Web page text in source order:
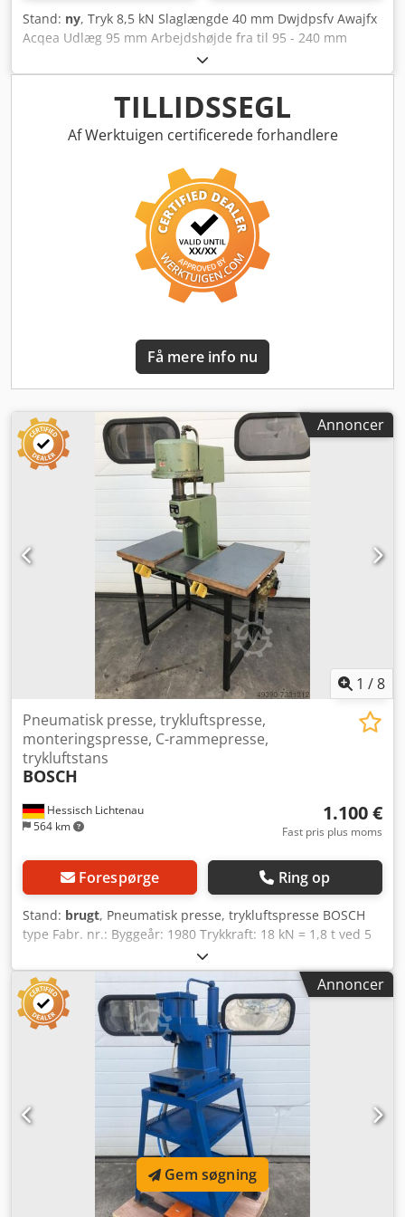
Stand: ny, Tryk 8,5 kN Slaglængde 40 mm Dwjdpsfv Awajfx
Acqea Udlæg 95 mm Arbejds­højde fra til 95 - 240 mm
Bordstørrelse 160 x 110 mm Spindeldiameter 25 mm
Maskinens vægt ca. 27 kg Dimensioner L x B x H 160 x 230
mm Direktevirkende pneumatiske presser leverer fuld
trykkraft over hele slaglængden. De anvendes især, når
emner med lang slaglængde skal bearbejdes med konstant
sikrer højeste målnøjagtighed • Hærdet og slebet
stempelstang for praktisk talt ubegrænset levetid •
Dobbeltvirkende cylindre med dæmpning for endeposition
i begge retninger • Dobbelt føringsringe i stemplet for
konstant og rolig drift • Oliebestandige tætnings­elementer
Særlige egenskaber ved PND-serien • Spindlen er sikret
mod vridning • Spindeltilbageslag på PND 85/S kun via ét
cylinderkammer – ekstra luftbesparelse • Finjustering af
Grundindstilling ved blot at løsne spændeskruerne på
stativet – Præcis finjustering via slagbegrænsningsringen
TILLIDSSEGL
Af Werktuigen certificerede forhandlere
Få mere info nu
Annoncer
1 /8
Hessisch Lichtenau
564 km
Pneumatisk presse, trykluftspresse,
monteringspresse, C-rammepresse,
trykluftstans
BOSCH
1.100 €
Fast pris plus moms
Forespørge Ring op
Stand: brugt, Pneumatisk presse, trykluftspresse BOSCH
type Fabr. nr.: Byggeår: 1980 Trykkraft: 18 kN = 1,8 t ved 5
bar 15 kN = 1,5 t ved 4 bar 12 kN = 1,2 t ved 3 bar 8 kN =
0,8 t ved 2 bar 6 kN = 0,6 t ved 1,8 bar Udladning: 100 mm
Stempelets slaglængde: 70 mm Bordflade: 245 x 200 mm
Stempelflade: Ø 45 mm Maks. indbygningshøjde: 235 mm
Spændetapboring: Ø 20 mm med klemskrue
Trykluftsbehov: 5 bar Dodpfxjh U Dtuj Acqewa - Trykkraft
trinløst justerbar via trykregulator - Pneumatikcylinder
med stempel 90 mm højdejusterbar - Pneumatisk 2-hånds
betjening - Monteret på metalunderstel med træplader
Pladsbehov (L x B x H): 1050 x 700 x 1600 mm Vægt,
pneumatisk presse: 82 kg Vægt inkl. bordunderstel: 140 kg
Annoncer
Gem søgning